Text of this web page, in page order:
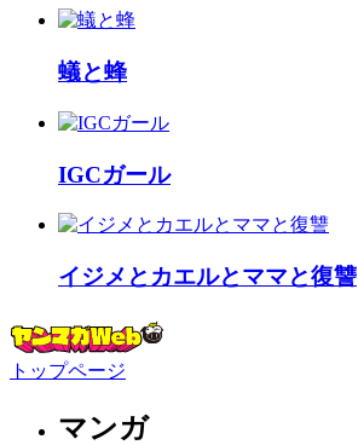
蟻と蜂
IGCガール
イジメとカエルとママと復讐
トップページ
マンガ